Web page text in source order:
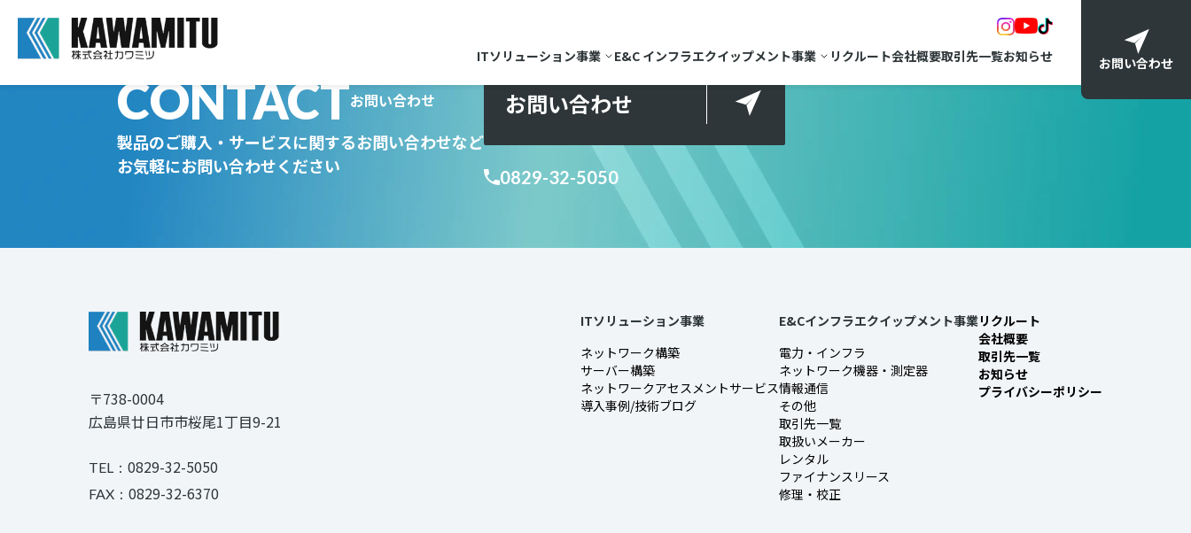
ITソリューション事業 E&C インフラエクイップメント事業 リクルート会社概要取引先一覧お知らせ お問い合わせ
CONTACTお問い合わせ
製品のご購入・サービスに関するお問い合わせなど
お気軽にお問い合わせください
お問い合わせ
0829-32-5050
〒738-0004
広島県廿日市市桜尾1丁目9-21
TEL： 0829-32-5050
FAX： 0829-32-6370
ITソリューション事業
ネットワーク構築
サーバー構築
ネットワークアセスメントサービス
導入事例/技術ブログ
E&Cインフラエクイップメント事業
電力・インフラ
ネットワーク機器・測定器
情報通信
その他
取引先一覧
取扱いメーカー
レンタル
ファイナンスリース
修理・校正
リクルート
会社概要
取引先一覧
お知らせ
プライバシーポリシー